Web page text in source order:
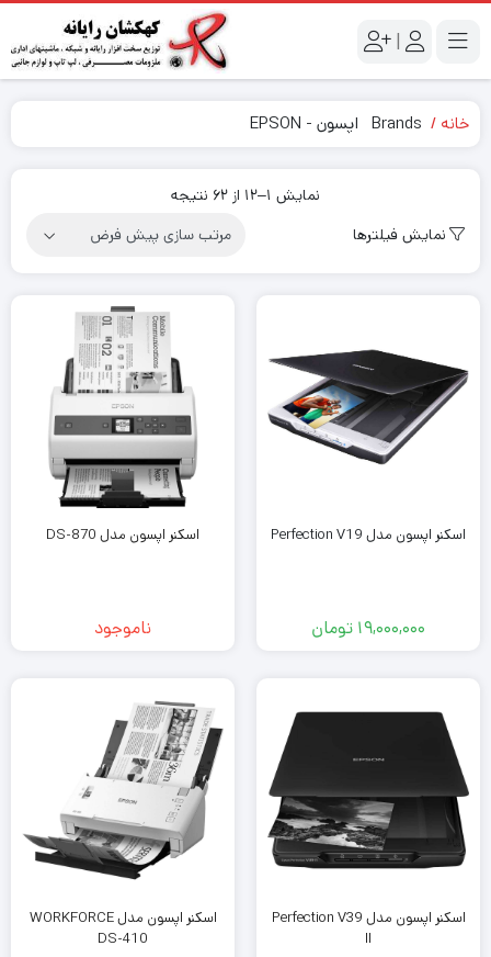
|
خانه اپسون - EPSON
نمایش 1–12 از 62 نتیجه
نمایش فیلترها
اسکنر اپسون مدل Perfection V19
19,000,000 تومان
اسکنر اپسون مدل DS-870
ناموجود
اسکنر اپسون مدل Perfection V39
II
اسکنر اپسون مدل WORKFORCE
DS-410